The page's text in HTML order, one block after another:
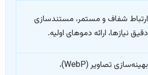
ارتباط شفاف و مستمر، مستندسازی
دقیق نیازها، ارائه دموهای اولیه.
بهینه‌سازی تصاویر (WebP)،